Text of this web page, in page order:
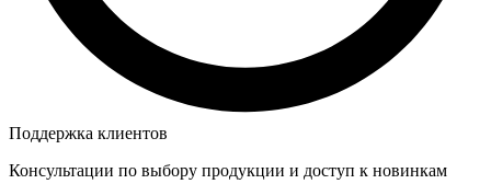
Поддержка клиентов
Консультации по выбору продукции и доступ к новинкам